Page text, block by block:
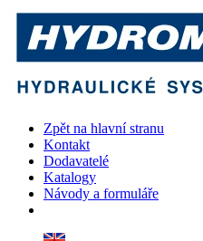
Zpět na hlavní stranu
Kontakt
Dodavatelé
Katalogy
Návody a formuláře